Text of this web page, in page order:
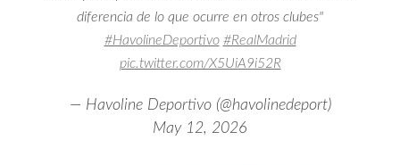
diferencia de lo que ocurre en otros clubes"
#HavolineDeportivo #RealMadrid
pic.twitter.com/X5UiA9i52R
— Havoline Deportivo (@havolinedeport)
May 12, 2026